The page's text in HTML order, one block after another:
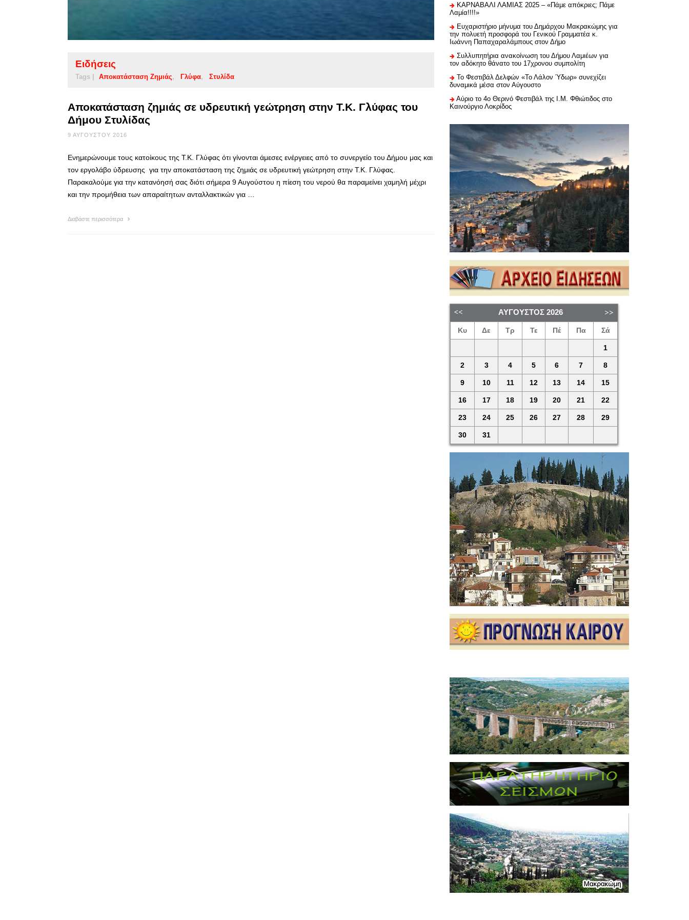
Ειδήσεις
Tags | Αποκατάσταση Ζημιάς Γλύφα Στυλίδα
Αποκατάσταση ζημιάς σε υδρευτική γεώτρηση στην Τ.Κ. Γλύφας του
Δήμου Στυλίδας
9 ΑΥΓΟΎΣΤΟΥ 2016
Ενημερώνουμε τους κατοίκους της Τ.Κ. Γλύφας ότι γίνονται άμεσες ενέργειες από το συνεργείο του Δήμου μας και
τον εργολάβο ύδρευσης για την αποκατάσταση της ζημιάς σε υδρευτική γεώτρηση στην Τ.Κ. Γλύφας.
Παρακαλούμε για την κατανόησή σας διότι σήμερα 9 Αυγούστου η πίεση του νερού θα παραμείνει χαμηλή μέχρι
και την προμήθεια των απαραίτητων ανταλλακτικών για …
Διαβάστε περισσότερα
ΚΑΡΝΑΒΑΛΙ ΛΑΜΙΑΣ 2025 – «Πάμε απόκριες; Πάμε
Λαμία!!!!»
Ευχαριστήριo μήνυμα του Δημάρχου Μακρακώμης για
την πολυετή προσφορά του Γενικού Γραμματέα κ.
Ιωάννη Παπαχαραλάμπους στον Δήμο
Συλλυπητήρια ανακοίνωση του Δήμου Λαμιέων για
τον αδόκητο θάνατο του 17χρονου συμπολίτη
Το Φεστιβάλ Δελφών «Το Λάλον Ύδωρ» συνεχίζει
δυναμικά μέσα στον Αύγουστο
Αύριο το 4ο Θερινό Φεστιβάλ της Ι.Μ. Φθιώτιδος στο
Καινούργιο Λοκρίδος
ΑΎΓΟΥΣΤΟΣ 2026
Κυ Δε Τρ Τε Πέ Πα Σά
1
2 3 4 5 6 7 8
9 10 11 12 13 14 15
16 17 18 19 20 21 22
23 24 25 26 27 28 29
30 31